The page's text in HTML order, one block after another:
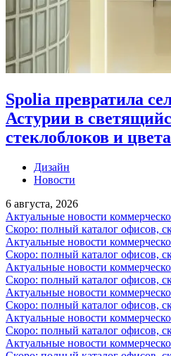
Spolia превратила
Астурии в
стеклоблоков и цвета
Дизайн
Новости
6 августа, 2026
Актуальные новости
Скоро: полный каталог офисов,
Актуальные новости
Скоро: полный каталог офисов,
Актуальные новости
Скоро: полный каталог офисов,
Актуальные новости
Скоро: полный каталог офисов,
Актуальные новости
Скоро: полный каталог офисов,
Актуальные новости